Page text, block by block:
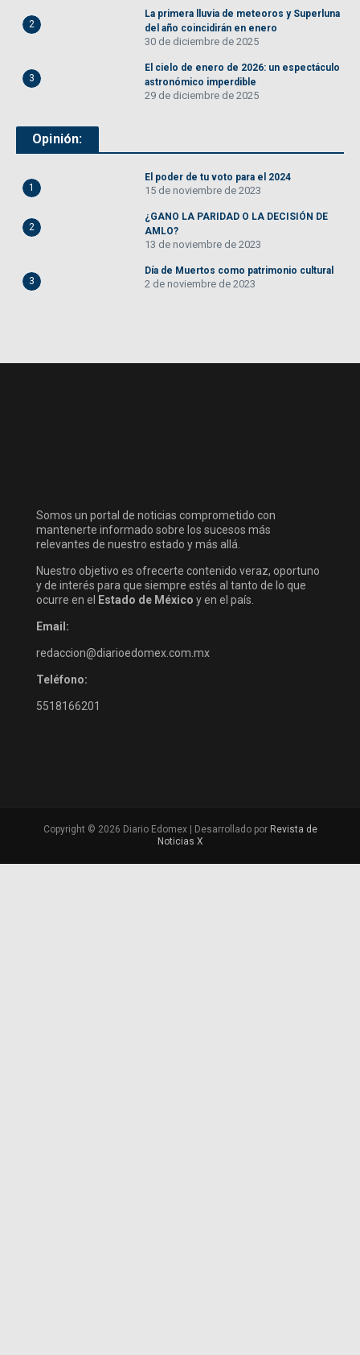
2
La primera lluvia de meteoros y Superluna
del año coincidirán en enero
30 de diciembre de 2025
3
El cielo de enero de 2026: un espectáculo
astronómico imperdible
29 de diciembre de 2025
Opinión:
1
El poder de tu voto para el 2024
15 de noviembre de 2023
2
¿GANO LA PARIDAD O LA DECISIÓN DE
AMLO?
13 de noviembre de 2023
3
Día de Muertos como patrimonio cultural
2 de noviembre de 2023
Somos un portal de noticias comprometido con
mantenerte informado sobre los sucesos más
relevantes de nuestro estado y más allá.
Nuestro objetivo es ofrecerte contenido veraz, oportuno
y de interés para que siempre estés al tanto de lo que
ocurre en el
Estado de México y en el país.
Email:
redaccion@diarioedomex.com.mx
Teléfono:
5518166201
Copyright © 2026 Diario Edomex | Desarrollado por Revista de
Noticias X